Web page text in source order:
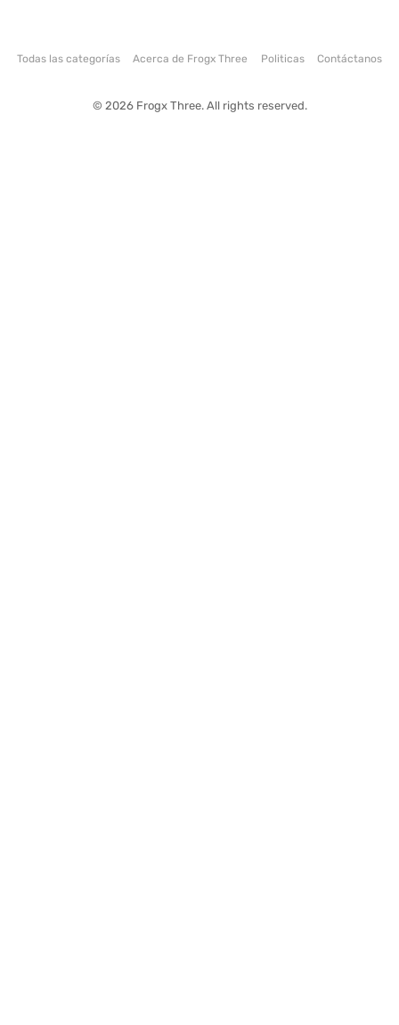
Todas las categorías Acerca de Frogx Three Politicas Contáctanos
© 2026 Frogx Three. All rights reserved.